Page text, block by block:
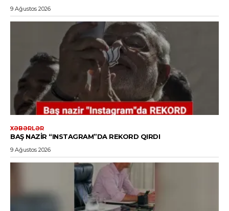
9 Ağustos 2026
XƏBƏRLƏR
BAŞ NAZIR “INSTAGRAM”DA REKORD QIRDI
9 Ağustos 2026